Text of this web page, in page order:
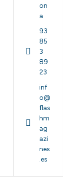
on
a
93
85
3
89
23
inf
o@
flas
hm
ag
azi
nes
.es